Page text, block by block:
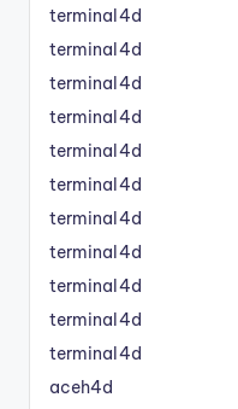
terminal4d
terminal4d
terminal4d
terminal4d
terminal4d
terminal4d
terminal4d
terminal4d
terminal4d
terminal4d
terminal4d
aceh4d